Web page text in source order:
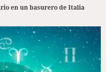
en un basurero de Italia